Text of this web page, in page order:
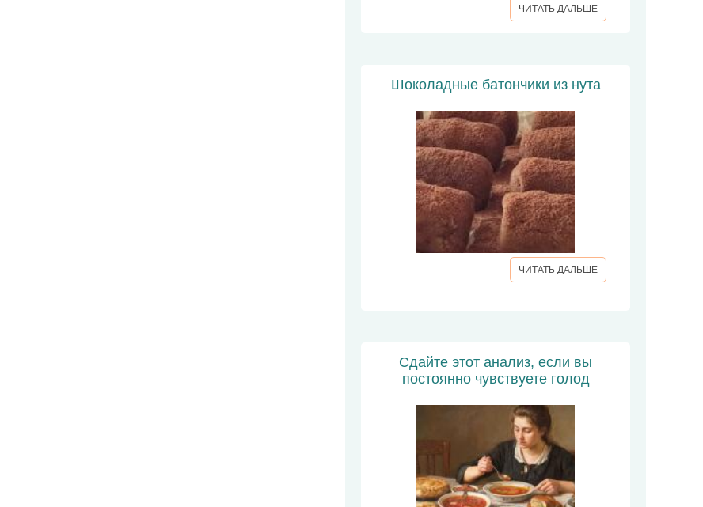
ЧИТАТЬ ДАЛЬШЕ
Шоколадные батончики из нута
ЧИТАТЬ ДАЛЬШЕ
Сдайте этот анализ, если вы
постоянно чувствуете голод